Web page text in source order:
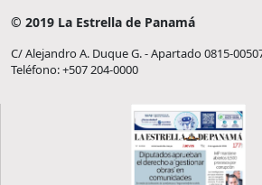
© 2019 La Estrella de Panamá
C/ Alejandro A. Duque G. - Apartado 0815-
Teléfono: +507 204-0000